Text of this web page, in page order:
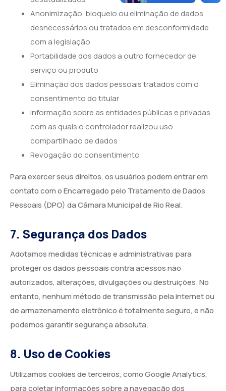
Anonimização, bloqueio ou eliminação de dados
desnecessários ou tratados em desconformidade
com a legislação
Portabilidade dos dados a outro fornecedor de
serviço ou produto
Eliminação dos dados pessoais tratados com o
consentimento do titular
Informação sobre as entidades públicas e privadas
com as quais o controlador realizou uso
compartilhado de dados
Revogação do consentimento
Para exercer seus direitos, os usuários podem entrar em
contato com o Encarregado pelo Tratamento de Dados
Pessoais (DPO) da Câmara Municipal de Rio Real.
7. Segurança dos Dados
Adotamos medidas técnicas e administrativas para
proteger os dados pessoais contra acessos não
autorizados, alterações, divulgações ou destruições. No
entanto, nenhum método de transmissão pela internet ou
de armazenamento eletrônico é totalmente seguro, e não
podemos garantir segurança absoluta.
8. Uso de Cookies
Utilizamos cookies de terceiros, como Google Analytics,
para coletar informações sobre a navegação dos